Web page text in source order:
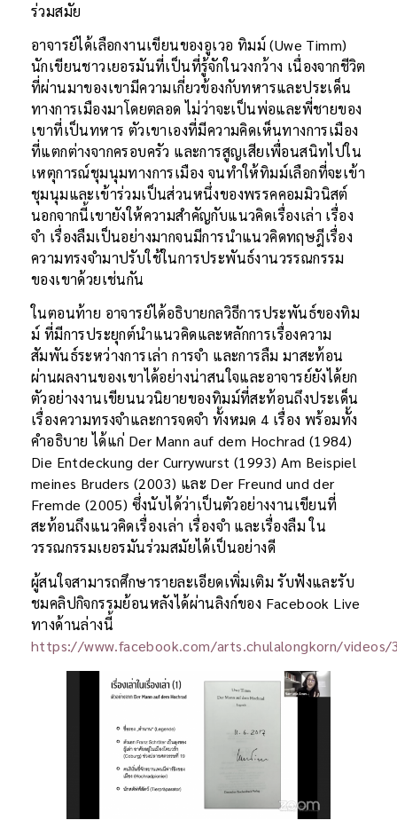
ร่วมสมัย
อาจารย์ได้เลือกงานเขียนของอูเวอ ทิมม์ (Uwe Timm)
นักเขียนชาวเยอรมันที่เป็นที่รู้จักในวงกว้าง เนื่องจากชีวิต
ที่ผ่านมาของเขามีความเกี่ยวข้องกับทหารและประเด็น
ทางการเมืองมาโดยตลอด ไม่ว่าจะเป็นพ่อและพี่ชายของ
เขาที่เป็นทหาร ตัวเขาเองที่มีความคิดเห็นทางการเมือง
ที่แตกต่างจากครอบครัว และการสูญเสียเพื่อนสนิทไปใน
เหตุการณ์ชุมนุมทางการเมือง จนทำให้ทิมม์เลือกที่จะเข้า
ชุมนุมและเข้าร่วมเป็นส่วนหนึ่งของพรรคคอมมิวนิสต์
นอกจากนี้เขายังให้ความสำคัญกับแนวคิดเรื่องเล่า เรื่อง
จำ เรื่องลืมเป็นอย่างมากจนมีการนำแนวคิดทฤษฎีเรื่อง
ความทรงจำมาปรับใช้ในการประพันธ์งานวรรณกรรม
ของเขาด้วยเช่นกัน
ในตอนท้าย อาจารย์ได้อธิบายกลวิธีการประพันธ์ของทิม
ม์ ที่มีการประยุกต์นำแนวคิดและหลักการเรื่องความ
สัมพันธ์ระหว่างการเล่า การจำ และการลืม มาสะท้อน
ผ่านผลงานของเขาได้อย่างน่าสนใจและอาจารย์ยังได้ยก
ตัวอย่างงานเขียนนวนิยายของทิมม์ที่สะท้อนถึงประเด็น
เรื่องความทรงจำและการจดจำ ทั้งหมด 4 เรื่อง พร้อมทั้ง
คำอธิบาย ได้แก่ Der Mann auf dem Hochrad (1984)
Die Entdeckung der Currywurst (1993) Am Beispiel
meines Bruders (2003) และ Der Freund und der
Fremde (2005) ซึ่งนับได้ว่าเป็นตัวอย่างงานเขียนที่
สะท้อนถึงแนวคิดเรื่องเล่า เรื่องจำ และเรื่องลืม ใน
วรรณกรรมเยอรมันร่วมสมัยได้เป็นอย่างดี
ผู้สนใจสามารถศึกษารายละเอียดเพิ่มเติม รับฟังและรับ
ชมคลิปกิจกรรมย้อนหลังได้ผ่านลิงก์ของ Facebook Live
ทางด้านล่างนี้
https://www.facebook.com/arts.chulalongkorn/videos/